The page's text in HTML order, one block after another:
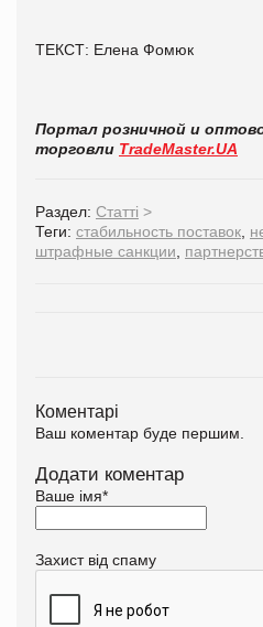
ТЕКСТ: Елена Фомюк
Портал розничной и
торговли TradeMaster.UA
Раздел: Статті >
Теги: стабильность поставок
штрафные санкции
Коментарі
Ваш коментар буде першим.
Додати коментар
Ваше імя*
Захист від спаму